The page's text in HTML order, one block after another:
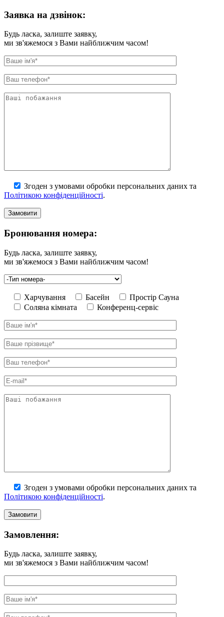
Заявка на дзвiнок:
Будь ласка, залиште заявку,
ми зв'яжемося з Вами найближчим часом!
Згоден з умовами обробки персональних даних та
Політикою конфіденційності.
Бронювання номера:
Будь ласка, залиште заявку,
ми зв'яжемося з Вами найближчим часом!
Харчування Басейн
Простір Сауна
Соляна кімната
Конференц-сервіс
Згоден з умовами обробки персональних даних та
Політикою конфіденційності.
Замовлення:
Будь ласка, залиште заявку,
ми зв'яжемося з Вами найближчим часом!